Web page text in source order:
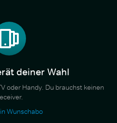
deiner Wahl
oder Handy. Du brauchst keinen
Wunschabo